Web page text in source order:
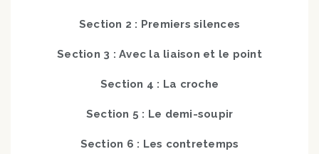
Section 2 : Premiers silences
Section 3 : Avec la liaison et le point
Section 4 : La croche
Section 5 : Le demi-soupir
Section 6 : Les contretemps